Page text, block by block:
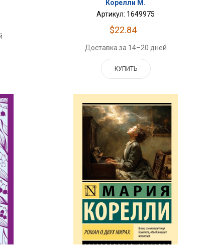
Корелли М.
Артикул: 1649975
$22.84
Доставка за 14–20 дней
КУПИТЬ